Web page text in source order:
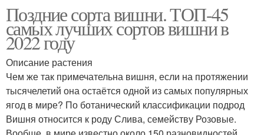
Поздние сорта вишни. ТОП-45
самых лучших сортов вишни в
2022 году
Описание растения
Чем же так примечательна вишня, если на протяжении
тысячелетий она остаётся одной из самых популярных
ягод в мире? По ботанический классификации подрод
Вишня относится к роду Слива, семейству Розовые.